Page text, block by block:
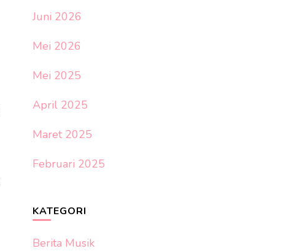
Juni 2026
Mei 2026
Mei 2025
April 2025
Maret 2025
Februari 2025
KATEGORI
Berita Musik